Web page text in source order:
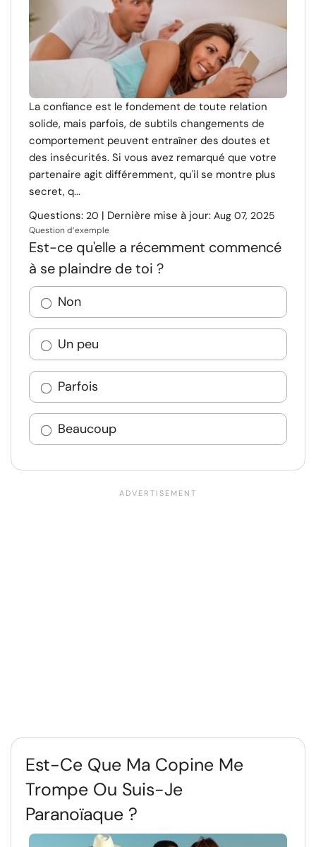
La confiance est le fondement de toute relation
solide, mais parfois, de subtils changements de
comportement peuvent entraîner des doutes et
des insécurités. Si vous avez remarqué que votre
partenaire agit différemment, qu'il se montre plus
secret, q...
Questions: 20 | Dernière mise à jour: Aug 07, 2025
Question d’exemple
Est-ce qu'elle a récemment commencé
à se plaindre de toi ?
Non
Un peu
Parfois
Beaucoup
Est-Ce Que Ma Copine Me
Trompe Ou Suis-Je
Paranoïaque ?